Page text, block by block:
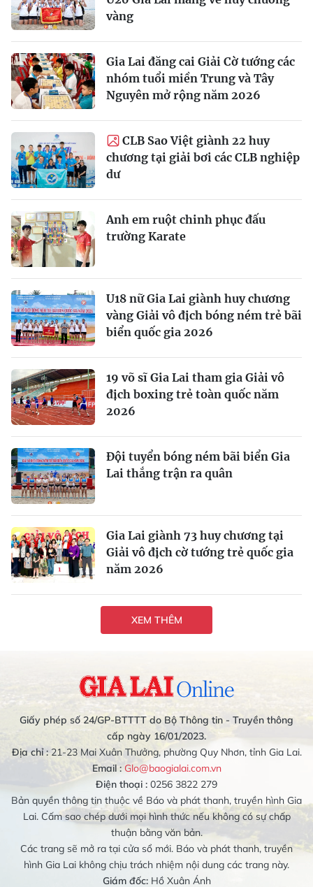
vàng
Gia Lai đăng cai Giải Cờ tướng các
nhóm tuổi miền Trung và Tây
Nguyên mở rộng năm 2026
CLB Sao Việt giành 22 huy
chương tại giải bơi các CLB nghiệp
dư
Anh em ruột chinh phục đấu
trường Karate
U18 nữ Gia Lai giành huy chương
vàng Giải vô địch bóng ném trẻ bãi
biển quốc gia 2026
19 võ sĩ Gia Lai tham gia Giải vô
địch boxing trẻ toàn quốc năm
2026
Đội tuyển bóng ném bãi biển Gia
Lai thắng trận ra quân
Gia Lai giành 73 huy chương tại
Giải vô địch cờ tướng trẻ quốc gia
năm 2026
XEM THÊM
Giấy phép số 24/GP-BTTTT do Bộ Thông tin - Truyền thông
cấp ngày 16/01/2023.
Địa chỉ :21-23 Mai Xuân Thưởng, phường Quy Nhơn, tỉnh Gia Lai.
Email : Glo@baogialai.com.vn
Điện thoại : 0256 3822 279
Bản quyền thông tin thuộc về Báo và phát thanh, truyền hình Gia
Lai. Cấm sao chép dưới mọi hình thức nếu không có sự chấp
thuận bằng văn bản.
Các trang sẽ mở ra tại cửa sổ mới. Báo và phát thanh, truyền
hình Gia Lai không chịu trách nhiệm nội dung các trang này.
Giám đốc:Hồ Xuân Ánh